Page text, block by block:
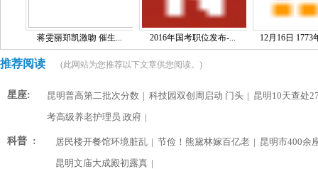
蒋雯丽郑凯激吻 催生... 2016年国考职位发布-... 12月16日 1773
推荐阅读 (此网站为您推荐以下文章供您阅读。)
星座: 昆明普高第二批次分数 | 科技园双创周启动 门头 | 昆明10天查处
考高级养老护理员 政府 |
科普 : 居民楼开餐馆环境脏乱 | 节俭！熊黛林嫁百亿老 | 昆明市400余
昆明文庙大成殿初露真 |